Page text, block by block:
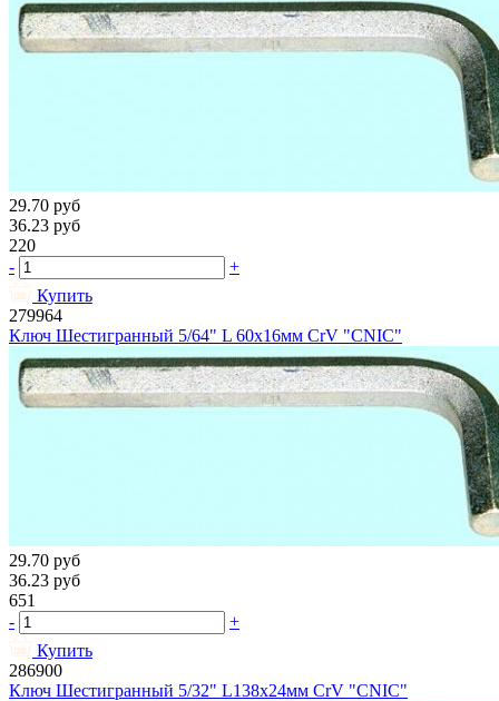
29.70 руб
36.23 руб
220
-
+
Купить
279964
Ключ Шестигранный 5/64" L 60х16мм CrV "CNIC"
29.70 руб
36.23 руб
651
-
+
Купить
286900
Ключ Шестигранный 5/32" L138х24мм CrV "CNIC"